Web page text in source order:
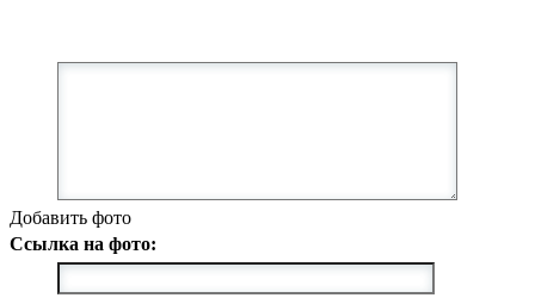
Добавить фото
Ссылка на фото: